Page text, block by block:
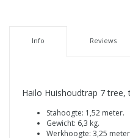
Info Reviews
Hailo Huishoudtrap 7 tree,
Stahoogte: 1,52 meter.
Gewicht: 6,3 kg.
Werkhoogte: 3,25